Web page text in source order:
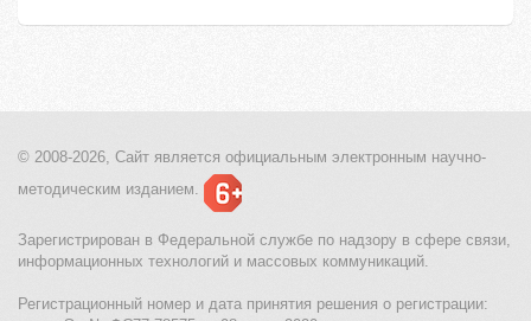
© 2008-2026, Сайт является официальным электронным научно-
методическим изданием.
Зарегистрирован в Федеральной службе по надзору в сфере связи,
информационных технологий и массовых коммуникаций.
Регистрационный номер и дата принятия решения о регистрации: